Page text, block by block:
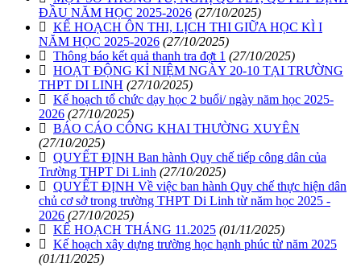
ĐẦU NĂM HỌC 2025-2026 (27/10/2025)
KẾ HOẠCH ÔN THI, LỊCH THI GIỮA HỌC KÌ I
NĂM HỌC 2025-2026 (27/10/2025)
Thông báo kết quả thanh tra đợt 1 (27/10/2025)
HOẠT ĐỘNG KỈ NIỆM NGÀY 20-10 TẠI TRƯỜNG
THPT DI LINH (27/10/2025)
Kế hoạch tổ chức dạy học 2 buổi/ ngày năm học 2025-
2026 (27/10/2025)
BÁO CÁO CÔNG KHAI THƯỜNG XUYÊN
(27/10/2025)
QUYẾT ĐỊNH Ban hành Quy chế tiếp công dân của
Trường THPT Di Linh (27/10/2025)
QUYẾT ĐỊNH Về việc ban hành Quy chế thực hiện dân
chủ cơ sở trong trường THPT Di Linh từ năm học 2025 -
2026 (27/10/2025)
KẾ HOẠCH THÁNG 11.2025 (01/11/2025)
Kế hoạch xây dựng trường học hạnh phúc từ năm 2025
(01/11/2025)